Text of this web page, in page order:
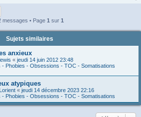
messages • Page 1 sur 1
Sujets similaires
anxieux
« jeudi 14 juin 2012 23:48
- Phobies - Obsessions - TOC - Somatisations
atypiques
Lorient « jeudi 14 décembre 2023 22:16
- Phobies - Obsessions - TOC - Somatisations